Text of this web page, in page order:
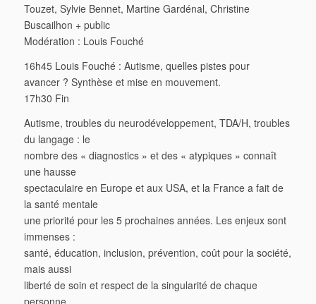
Touzet, Sylvie Bennet, Martine Gardénal, Christine
Buscailhon + public
Modération : Louis Fouché
16h45 Louis Fouché : Autisme, quelles pistes pour
avancer ? Synthèse et mise en mouvement.
17h30 Fin
Autisme, troubles du neurodéveloppement, TDA/H, troubles
du langage : le
nombre des « diagnostics » et des « atypiques » connaît
une hausse
spectaculaire en Europe et aux USA, et la France a fait de
la santé mentale
une priorité pour les 5 prochaines années. Les enjeux sont
immenses :
santé, éducation, inclusion, prévention, coût pour la société,
mais aussi
liberté de soin et respect de la singularité de chaque
personne.